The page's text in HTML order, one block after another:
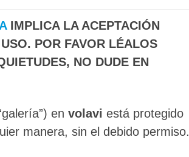
IMPLICA LA ACEPTACIÓN
POR FAVOR LÉALOS
NO DUDE EN
en volavi está protegido
manera, sin el debido permiso.